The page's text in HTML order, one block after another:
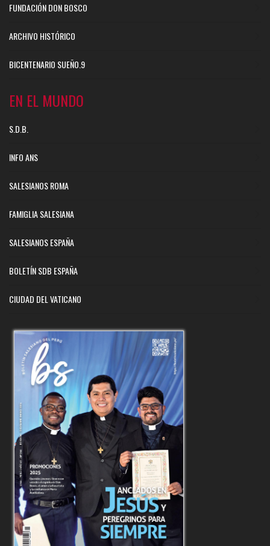
FUNDACIÓN DON BOSCO
ARCHIVO HISTÓRICO
BICENTENARIO SUEÑO.9
EN EL MUNDO
S.D.B.
INFO ANS
SALESIANOS ROMA
FAMIGLIA SALESIANA
SALESIANOS ESPAÑA
BOLETÍN SDB ESPAÑA
CIUDAD DEL VATICANO